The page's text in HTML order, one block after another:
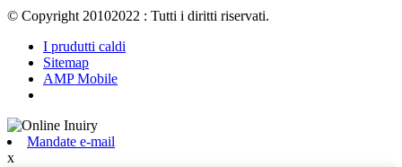
© Copyright 20102022 : Tutti i diritti riservati.
I prudutti caldi
Sitemap
AMP Mobile
Mandate e-mail
x